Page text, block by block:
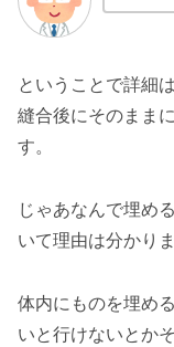
ということで詳細
縫合後にそのまま
す。
じゃあなんで埋め
いて理由は分かり
体内にものを埋め
いと行けないとか